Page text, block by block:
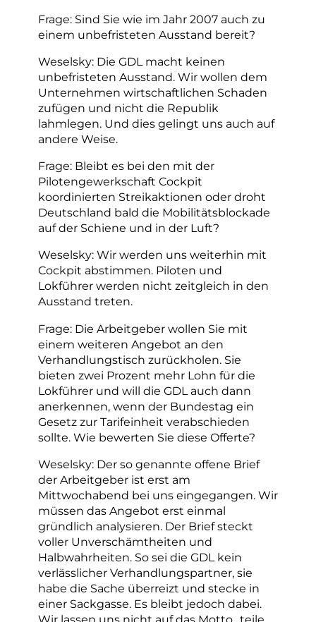
Frage: Sind Sie wie im Jahr 2007 auch zu
einem unbefristeten Ausstand bereit?
Weselsky: Die GDL macht keinen
unbefristeten Ausstand. Wir wollen dem
Unternehmen wirtschaftlichen Schaden
zufügen und nicht die Republik
lahmlegen. Und dies gelingt uns auch auf
andere Weise.
Frage: Bleibt es bei den mit der
Pilotengewerkschaft Cockpit
koordinierten Streikaktionen oder droht
Deutschland bald die Mobilitätsblockade
auf der Schiene und in der Luft?
Weselsky: Wir werden uns weiterhin mit
Cockpit abstimmen. Piloten und
Lokführer werden nicht zeitgleich in den
Ausstand treten.
Frage: Die Arbeitgeber wollen Sie mit
einem weiteren Angebot an den
Verhandlungstisch zurückholen. Sie
bieten zwei Prozent mehr Lohn für die
Lokführer und will die GDL auch dann
anerkennen, wenn der Bundestag ein
Gesetz zur Tarifeinheit verabschieden
sollte. Wie bewerten Sie diese Offerte?
Weselsky: Der so genannte offene Brief
der Arbeitgeber ist erst am
Mittwochabend bei uns eingegangen. Wir
müssen das Angebot erst einmal
gründlich analysieren. Der Brief steckt
voller Unverschämtheiten und
Halbwahrheiten. So sei die GDL kein
verlässlicher Verhandlungspartner, sie
habe die Sache überreizt und stecke in
einer Sackgasse. Es bleibt jedoch dabei.
Wir lassen uns nicht auf das Motto „teile